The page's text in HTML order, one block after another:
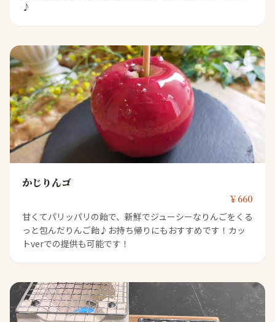
♪
かじりんゴ
￥660
甘くてパリッパリの飴で、新鮮でジューシーなりんごをくる
っと包んだりんご飴♪お持ち帰りにもおすすめです！カッ
トverでの提供も可能です！